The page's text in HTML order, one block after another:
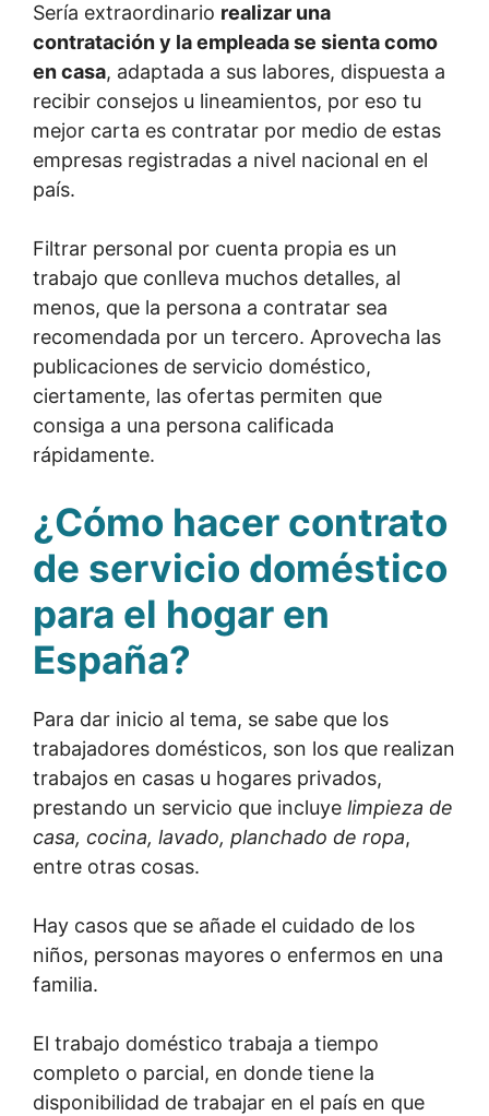
Sería extraordinario realizar una
contratación y la empleada se sienta como
en casa, adaptada a sus labores, dispuesta a
recibir consejos u lineamientos, por eso tu
mejor carta es contratar por medio de estas
empresas registradas a nivel nacional en el
país.
Filtrar personal por cuenta propia es un
trabajo que conlleva muchos detalles, al
menos, que la persona a contratar sea
recomendada por un tercero. Aprovecha las
publicaciones de servicio doméstico,
ciertamente, las ofertas permiten que
consiga a una persona calificada
rápidamente.
¿Cómo hacer contrato
de servicio doméstico
para el hogar en
España?
Para dar inicio al tema, se sabe que los
trabajadores domésticos, son los que realizan
trabajos en casas u hogares privados,
prestando un servicio que incluye limpieza de
casa, cocina, lavado, planchado de ropa,
entre otras cosas.
Hay casos que se añade el cuidado de los
niños, personas mayores o enfermos en una
familia.
El trabajo doméstico trabaja a tiempo
completo o parcial, en donde tiene la
disponibilidad de trabajar en el país en que